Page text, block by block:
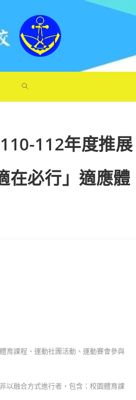
112年度推展
在必行」適應體
育課程、運動社團活動、運動賽會參與
以融合方式進行者，包含：校園體育課